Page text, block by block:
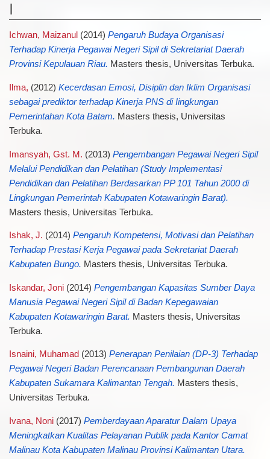
I
Ichwan, Maizanul (2014) Pengaruh Budaya Organisasi
Terhadap Kinerja Pegawai Negeri Sipil di Sekretariat Daerah
Provinsi Kepulauan Riau. Masters thesis, Universitas Terbuka.
Ilma, (2012) Kecerdasan Emosi, Disiplin dan Iklim Organisasi
sebagai prediktor terhadap Kinerja PNS di Iingkungan
Pemerintahan Kota Batam. Masters thesis, Universitas
Terbuka.
Imansyah, Gst. M. (2013) Pengembangan Pegawai Negeri Sipil
Melalui Pendidikan dan Pelatihan (Study Implementasi
Pendidikan dan Pelatihan Berdasarkan PP 101 Tahun 2000 di
Lingkungan Pemerintah Kabupaten Kotawaringin Barat).
Masters thesis, Universitas Terbuka.
Ishak, J. (2014) Pengaruh Kompetensi, Motivasi dan Pelatihan
Terhadap Prestasi Kerja Pegawai pada Sekretariat Daerah
Kabupaten Bungo. Masters thesis, Universitas Terbuka.
Iskandar, Joni(2014) Pengembangan Kapasitas Sumber Daya
Manusia Pegawai Negeri Sipil di Badan Kepegawaian
Kabupaten Kotawaringin Barat. Masters thesis, Universitas
Terbuka.
Isnaini, Muhamad (2013) Penerapan Penilaian (DP-3) Terhadap
Pegawai Negeri Badan Perencanaan Pembangunan Daerah
Kabupaten Sukamara Kalimantan Tengah. Masters thesis,
Universitas Terbuka.
Ivana, Noni(2017) Pemberdayaan Aparatur Dalam Upaya
Meningkatkan Kualitas Pelayanan Publik pada Kantor Camat
Malinau Kota Kabupaten Malinau Provinsi Kalimantan Utara.